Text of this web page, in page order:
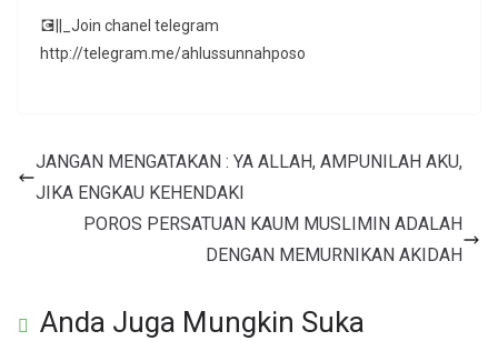
💽||_Join chanel telegram
http://telegram.me/ahlussunnahposo
JANGAN MENGATAKAN : YA ALLAH, AMPUNILAH AKU,
JIKA ENGKAU KEHENDAKI
POROS PERSATUAN KAUM MUSLIMIN ADALAH
DENGAN MEMURNIKAN AKIDAH
Anda Juga Mungkin Suka